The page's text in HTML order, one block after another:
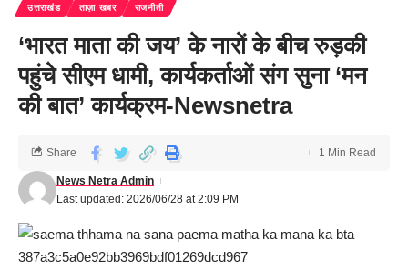
उत्तराखंड ताज़ा खबर राजनीती
‘भारत माता की जय’ के नारों के बीच रुड़की
पहुंचे सीएम धामी, कार्यकर्ताओं संग सुना ‘मन
की बात’ कार्यक्रम-Newsnetra
Last updated: 2026/06/28 at 2:09 PM
News Netra Admin
Share 1 Min Read